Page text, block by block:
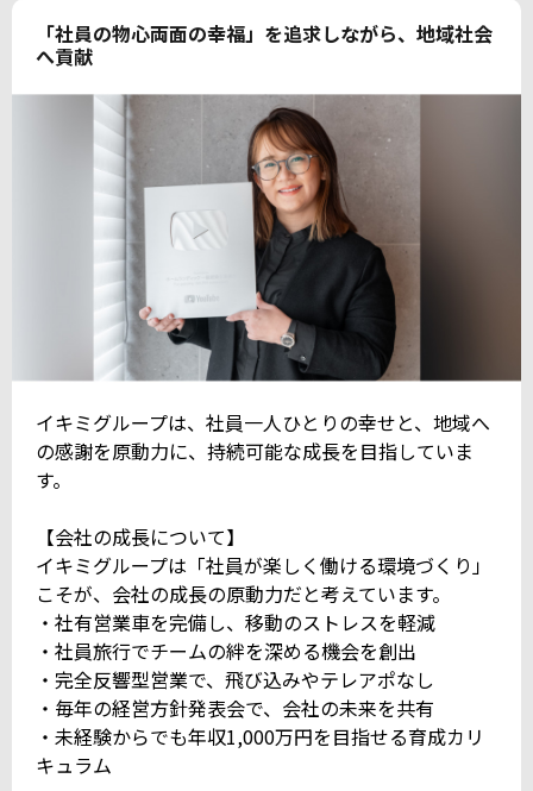
「社員の物心両面の幸福」を追求しながら、地域社会
へ貢献
イキミグループは、社員一人ひとりの幸せと、地域へ
の感謝を原動力に、持続可能な成長を目指していま
す。
【会社の成長について】
イキミグループは「社員が楽しく働ける環境づくり」
こそが、会社の成長の原動力だと考えています。
・社有営業車を完備し、移動のストレスを軽減
・社員旅行でチームの絆を深める機会を創出
・完全反響型営業で、飛び込みやテレアポなし
・毎年の経営方針発表会で、会社の未来を共有
・未経験からでも年収1,000万円を目指せる育成カリ
キュラム